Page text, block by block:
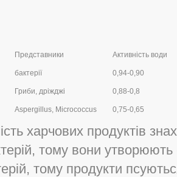
Представники Активність води
бактерії 0,94-0,90
Гриби, дріжджі 0,88-0,8
Aspergillus, Micrococcus 0,75-0,65
харчових продуктів
тому вони
тому продукти